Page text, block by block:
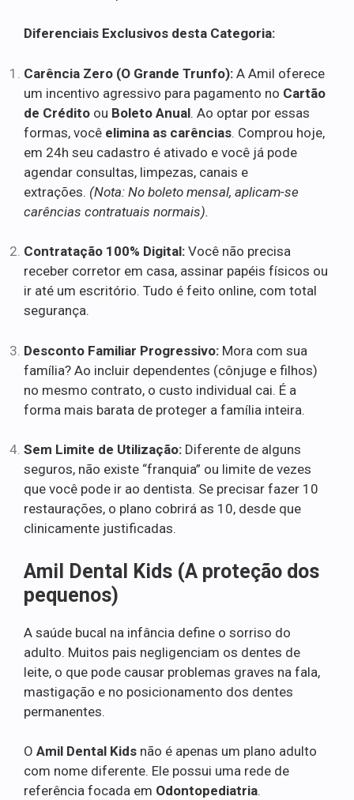
Diferenciais Exclusivos desta Categoria:
Carência Zero (O Grande Trunfo): A Amil oferece
um incentivo agressivo para pagamento no Cartão
de Crédito ou Boleto Anual. Ao optar por essas
formas, você elimina as carências. Comprou hoje,
em 24h seu cadastro é ativado e você já pode
agendar consultas, limpezas, canais e
extrações. (Nota: No boleto mensal, aplicam-se
carências contratuais normais).
Contratação 100% Digital: Você não precisa
receber corretor em casa, assinar papéis físicos ou
ir até um escritório. Tudo é feito online, com total
segurança.
Desconto Familiar Progressivo: Mora com sua
família? Ao incluir dependentes (cônjuge e filhos)
no mesmo contrato, o custo individual cai. É a
forma mais barata de proteger a família inteira.
Sem Limite de Utilização: Diferente de alguns
seguros, não existe “franquia” ou limite de vezes
que você pode ir ao dentista. Se precisar fazer 10
restaurações, o plano cobrirá as 10, desde que
clinicamente justificadas.
Amil Dental Kids (A proteção dos
pequenos)
A saúde bucal na infância define o sorriso do
adulto. Muitos pais negligenciam os dentes de
leite, o que pode causar problemas graves na fala,
mastigação e no posicionamento dos dentes
permanentes.
O Amil Dental Kids não é apenas um plano adulto
com nome diferente. Ele possui uma rede de
referência focada em Odontopediatria.